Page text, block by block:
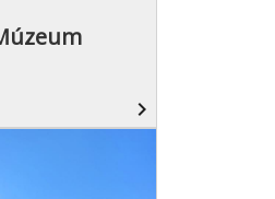
navigate_next